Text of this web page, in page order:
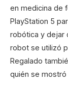
en medicina de
PlayStation 5
robótica y dejar
robot se utilizó
Regalado
quién se mostró